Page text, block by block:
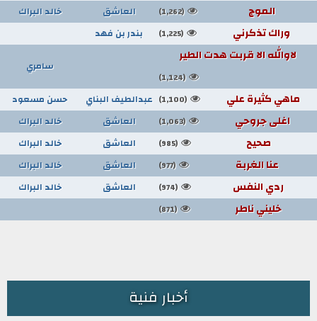
الموج (1,262) العاشق خالد البراك
وراك تذكرني (1,225) بندر بن فهد
لاوالله الا قربت هدت الطير
(1,124)
سامري
ماهي كثيرة علي (1,100) عبدالطيف البناي حسن مسعود
اغلى جروحي (1,063) العاشق خالد البراك
صحيح (985) العاشق خالد البراك
عنا الغربة (977) العاشق خالد البراك
ردي النفس (974) العاشق خالد البراك
خليني ناطر (871)
أخبار فنية